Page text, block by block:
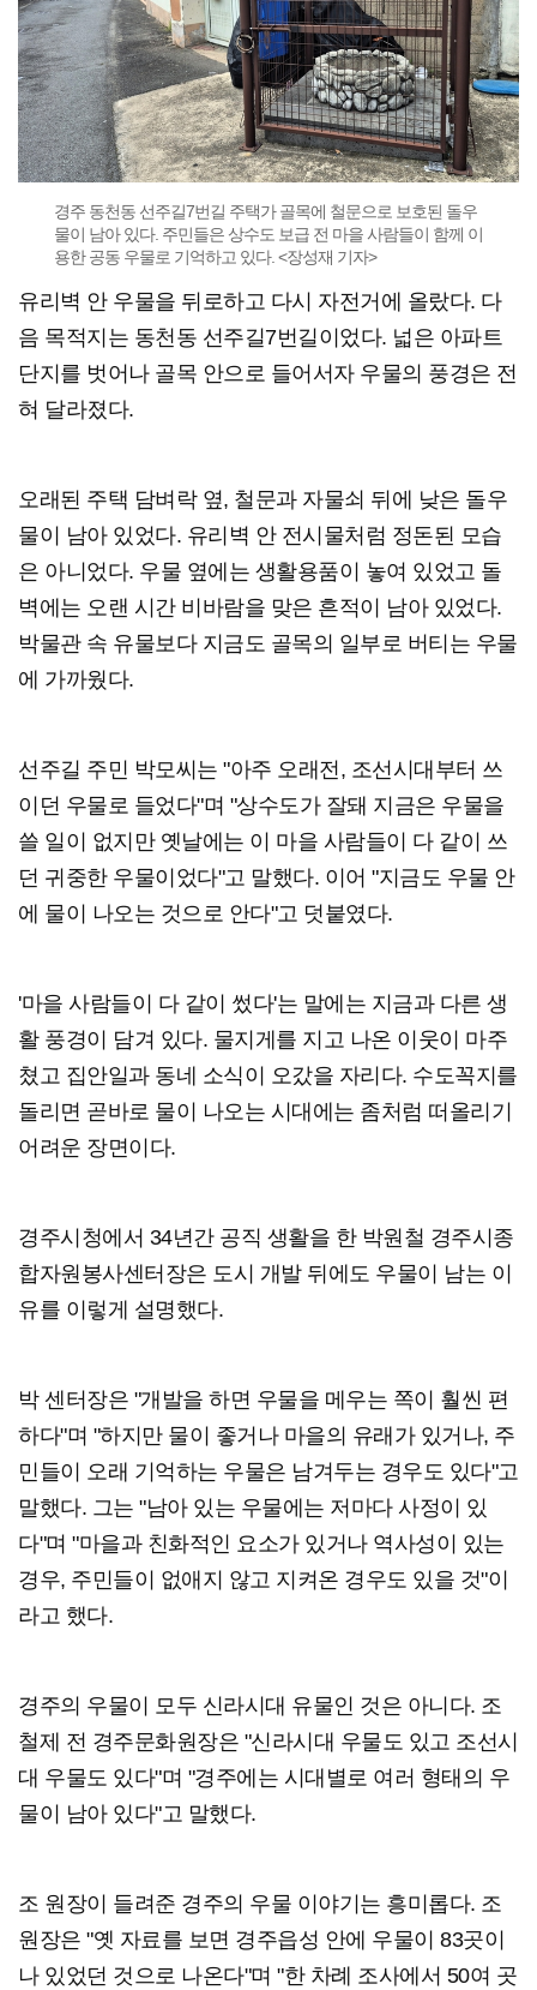
경주 동천동 선주길7번길 주택가 골목에 철문으로 보호된 돌우
물이 남아 있다. 주민들은 상수도 보급 전 마을 사람들이 함께 이
용한 공동 우물로 기억하고 있다. <장성재 기자>
유리벽 안 우물을 뒤로하고 다시 자전거에 올랐다. 다
음 목적지는 동천동 선주길7번길이었다. 넓은 아파트
단지를 벗어나 골목 안으로 들어서자 우물의 풍경은 전
혀 달라졌다.
오래된 주택 담벼락 옆, 철문과 자물쇠 뒤에 낮은 돌우
물이 남아 있었다. 유리벽 안 전시물처럼 정돈된 모습
은 아니었다. 우물 옆에는 생활용품이 놓여 있었고 돌
벽에는 오랜 시간 비바람을 맞은 흔적이 남아 있었다.
박물관 속 유물보다 지금도 골목의 일부로 버티는 우물
에 가까웠다.
선주길 주민 박모씨는 "아주 오래전, 조선시대부터 쓰
이던 우물로 들었다"며 "상수도가 잘돼 지금은 우물을
쓸 일이 없지만 옛날에는 이 마을 사람들이 다 같이 쓰
던 귀중한 우물이었다"고 말했다. 이어 "지금도 우물 안
에 물이 나오는 것으로 안다"고 덧붙였다.
'마을 사람들이 다 같이 썼다'는 말에는 지금과 다른 생
활 풍경이 담겨 있다. 물지게를 지고 나온 이웃이 마주
쳤고 집안일과 동네 소식이 오갔을 자리다. 수도꼭지를
돌리면 곧바로 물이 나오는 시대에는 좀처럼 떠올리기
어려운 장면이다.
경주시청에서 34년간 공직 생활을 한 박원철 경주시종
합자원봉사센터장은 도시 개발 뒤에도 우물이 남는 이
유를 이렇게 설명했다.
박 센터장은 "개발을 하면 우물을 메우는 쪽이 훨씬 편
하다"며 "하지만 물이 좋거나 마을의 유래가 있거나, 주
민들이 오래 기억하는 우물은 남겨두는 경우도 있다"고
말했다. 그는 "남아 있는 우물에는 저마다 사정이 있
다"며 "마을과 친화적인 요소가 있거나 역사성이 있는
경우, 주민들이 없애지 않고 지켜온 경우도 있을 것"이
라고 했다.
경주의 우물이 모두 신라시대 유물인 것은 아니다. 조
철제 전 경주문화원장은 "신라시대 우물도 있고 조선시
대 우물도 있다"며 "경주에는 시대별로 여러 형태의 우
물이 남아 있다"고 말했다.
조 원장이 들려준 경주의 우물 이야기는 흥미롭다. 조
원장은 "옛 자료를 보면 경주읍성 안에 우물이 83곳이
나 있었던 것으로 나온다"며 "한 차례 조사에서 50여 곳